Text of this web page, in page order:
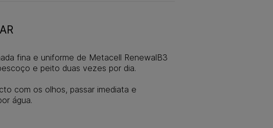
fina e uniforme de Metacell RenewalB3
e peito duas vezes por dia.
com os olhos, passar imediata e
água.